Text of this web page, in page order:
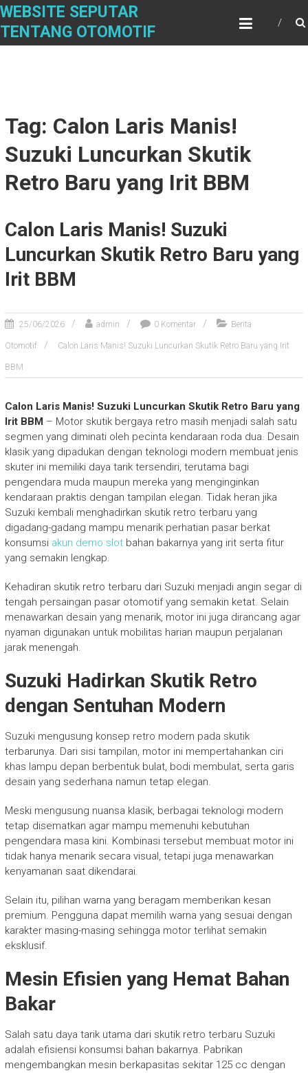
Skip
content
WEBSITE SEPUTAR
TENTANG OTOMOTIF
Tag: Calon Laris Manis!
Suzuki Luncurkan Skutik
Retro Baru yang Irit BBM
Calon Laris Manis! Suzuki
Luncurkan Skutik Retro Baru yang
Irit BBM
25/06/2026 admin 0 Komentar Berita
Otomotif Calon Laris Manis! Suzuki Luncurkan Skutik Retro Baru yang Irit
BBM
Calon Laris Manis! Suzuki Luncurkan Skutik Retro Baru yang
Irit BBM – Motor skutik bergaya retro masih menjadi salah satu
segmen yang diminati oleh pecinta kendaraan roda dua. Desain
klasik yang dipadukan dengan teknologi modern membuat jenis
skuter ini memiliki daya tarik tersendiri, terutama bagi
pengendara muda maupun mereka yang menginginkan
kendaraan praktis dengan tampilan elegan. Tidak heran jika
Suzuki kembali menghadirkan skutik retro terbaru yang
digadang-gadang mampu menarik perhatian pasar berkat
konsumsi akun demo slotbahan bakarnya yang irit serta fitur
yang semakin lengkap.
Kehadiran skutik retro terbaru dari Suzuki menjadi angin segar di
tengah persaingan pasar otomotif yang semakin ketat. Selain
menawarkan desain yang menarik, motor ini juga dirancang agar
nyaman digunakan untuk mobilitas harian maupun perjalanan
jarak menengah.
Suzuki Hadirkan Skutik Retro
dengan Sentuhan Modern
Suzuki mengusung konsep retro modern pada skutik
terbarunya. Dari sisi tampilan, motor ini mempertahankan ciri
khas lampu depan berbentuk bulat, bodi membulat, serta garis
desain yang sederhana namun tetap elegan.
Meski mengusung nuansa klasik, berbagai teknologi modern
tetap disematkan agar mampu memenuhi kebutuhan
pengendara masa kini. Kombinasi tersebut membuat motor ini
tidak hanya menarik secara visual, tetapi juga menawarkan
kenyamanan saat dikendarai.
Selain itu, pilihan warna yang beragam memberikan kesan
premium. Pengguna dapat memilih warna yang sesuai dengan
karakter masing-masing sehingga motor terlihat semakin
eksklusif.
Mesin Efisien yang Hemat Bahan
Bakar
Salah satu daya tarik utama dari skutik retro terbaru Suzuki
adalah efisiensi konsumsi bahan bakarnya. Pabrikan
mengembangkan mesin berkapasitas sekitar 125 cc dengan